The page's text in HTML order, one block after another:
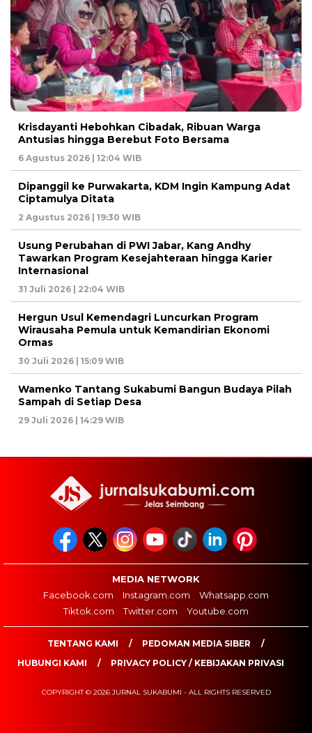
Krisdayanti Hebohkan Cibadak, Ribuan Warga
Antusias hingga Berebut Foto Bersama
6 Agustus 2026 | 12:04 WIB
Dipanggil ke Purwakarta, KDM Ingin Kampung Adat
Ciptamulya Ditata
2 Agustus 2026 | 19:30 WIB
Usung Perubahan di PWI Jabar, Kang Andhy
Tawarkan Program Kesejahteraan hingga Karier
Internasional
31 Juli 2026 | 22:04 WIB
Hergun Usul Kemendagri Luncurkan Program
Wirausaha Pemula untuk Kemandirian Ekonomi
Ormas
30 Juli 2026 | 15:09 WIB
Wamenko Tantang Sukabumi Bangun Budaya Pilah
Sampah di Setiap Desa
29 Juli 2026 | 14:29 WIB
MEDIA NETWORK
Facebook.com
Instagram.com
Whatsapp.com
Tiktok.com
Twitter.com Youtube.com
TENTANG KAMI
PEDOMAN MEDIA SIBER
HUBUNGI KAMI
PRIVACY POLICY / KEBIJAKAN PRIVASI
COPYRIGHT © 2026 JURNAL SUKABUMI - ALL RIGHTS RESERVED